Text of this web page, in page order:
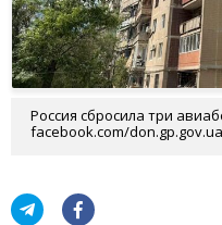
Россия сбросила три
facebook.com/don.gp.gov.ua